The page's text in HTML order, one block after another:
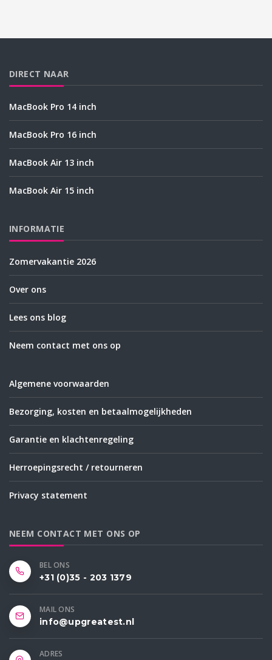
DIRECT NAAR
MacBook Pro 14 inch
MacBook Pro 16 inch
MacBook Air 13 inch
MacBook Air 15 inch
INFORMATIE
Zomervakantie 2026
Over ons
Lees ons blog
Neem contact met ons op
Algemene voorwaarden
Bezorging, kosten en betaalmogelijkheden
Garantie en klachtenregeling
Herroepingsrecht / retourneren
Privacy statement
NEEM CONTACT MET ONS OP
BEL ONS
+31 (0)35 - 203 1379
MAIL ONS
info@upgreatest.nl
ADRES